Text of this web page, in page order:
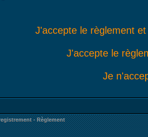
J'accepte le règlement
J'accepte le
Je
- Règlement